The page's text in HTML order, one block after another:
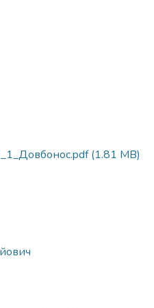
(1.81 MB)